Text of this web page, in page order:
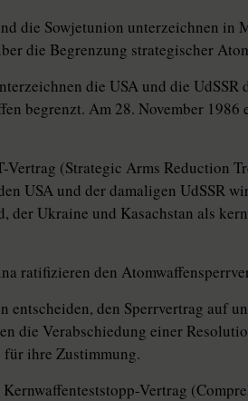
die Sowjetunion unterzeichnen in
die Begrenzung strategischer
die USA und die
begrenzt. Am 28. November 1986
Vertrag (Strategic Arms Reduction
USA und der damaligen UdSSR
der Ukraine und Kasachstan als
ratifizieren den
entscheiden, den Sperrvertrag auf
die Verabschiedung einer
für ihre Zustimmung.
Vertrag